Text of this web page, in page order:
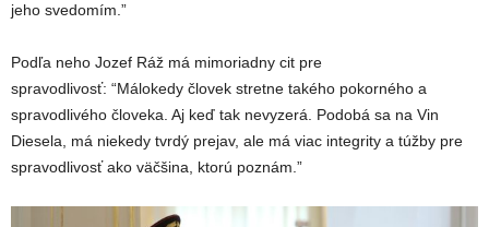
jeho svedomím.”
Podľa neho Jozef Ráž má mimoriadny cit pre
spravodlivosť: “Málokedy človek stretne takého pokorného a
spravodlivého človeka. Aj keď tak nevyzerá. Podobá sa na Vin
Diesela, má niekedy tvrdý prejav, ale má viac integrity a túžby pre
spravodlivosť ako väčšina, ktorú poznám.”